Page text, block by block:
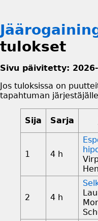
tulokset
Sivu päivitetty:
Jos tuloksissa on
tapahtuman
Sija Sarja
1 4 h
2 4 h